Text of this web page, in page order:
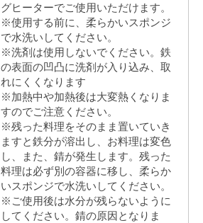
グヒーターでご使用いただけます。
※使用する前に、柔らかいスポンジ
で水洗いしてください。
※洗剤は使用しないでください。鉄
の表面の凹凸に洗剤が入り込み、取
れにくくなります
※加熱中や加熱後は大変熱くなりま
すのでご注意ください。
※残った料理をそのまま置いていき
ますと鉄分が溶出し、お料理は変色
し、また、錆が発生します。残った
料理は必ず別の容器に移し、柔らか
いスポンジで水洗いしてください。
※ご使用後は水分が残らないように
してください。錆の原因となりま